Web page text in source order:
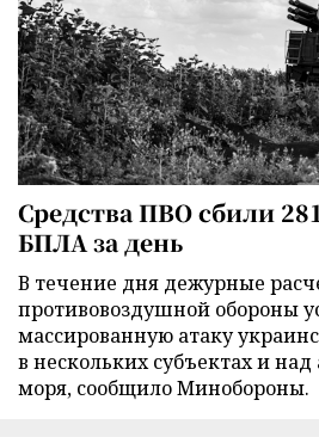
Средства ПВО сбили
БПЛА за день
В течение дня дежурные
противовоздушной обороны
массированную атаку
в нескольких субъектах и
моря, сообщило Минобороны.